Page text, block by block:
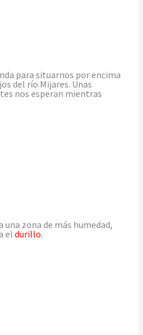
para situarnos por encima
del río Mijares. Unas
nos esperan mientras
una zona de más humedad,
el durillo.